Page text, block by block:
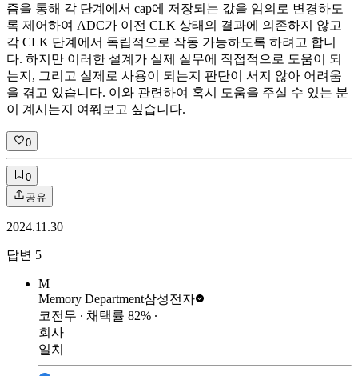
즘을 통해 각 단계에서 cap에 저장되는 값을 임의로 변경하도
록 제어하여 ADC가 이전 CLK 상태의 결과에 의존하지 않고
각 CLK 단계에서 독립적으로 작동 가능하도록 하려고 합니
다. 하지만 이러한 설계가 실제 실무에 직접적으로 도움이 되
는지, 그리고 실제로 사용이 되는지 판단이 서지 않아 어려움
을 겪고 있습니다. 이와 관련하여 혹시 도움을 주실 수 있는 분
이 계시는지 여쭤보고 싶습니다.
0
0
공유
2024.11.30
답변 5
M
Memory Department삼성전자
코전무 ∙ 채택률 82% ∙
회사
일치